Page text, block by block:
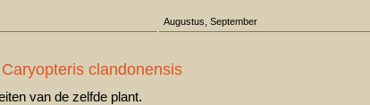
Augustus, September
clandonensis
van de zelfde plant.